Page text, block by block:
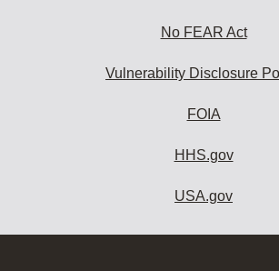
No FEAR Act
Vulnerability Disclosure
FOIA
HHS.gov
USA.gov